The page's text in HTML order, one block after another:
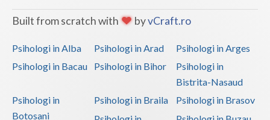
Built from scratch with byvCraft.ro
Psihologi in Alba Psihologi in Arad
Psihologi in Arges
Psihologi in Bacau
Psihologi in Bihor
Psihologi in
Bistrita-Nasaud
Psihologi in
Botosani
Psihologi in Braila
Psihologi in Brasov